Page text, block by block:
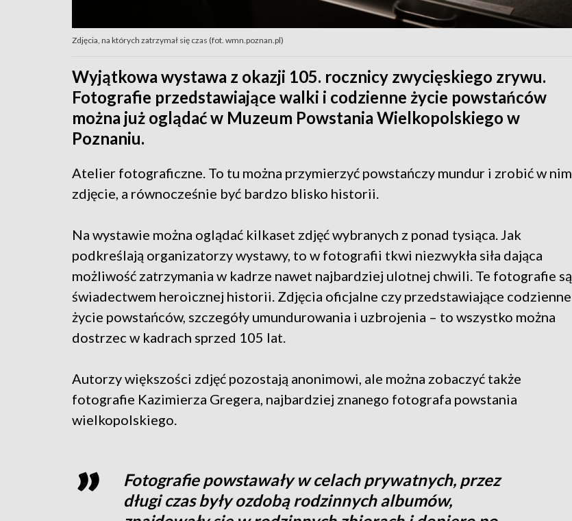
Zdjęcia, na których zatrzymał się czas (fot. wmn.poznan.pl)
Wyjątkowa wystawa z okazji 105. rocznicy zwycięskiego zrywu.
Fotografie przedstawiające walki i codzienne życie powstańców
można już oglądać w Muzeum Powstania Wielkopolskiego w
Poznaniu.
Atelier fotograficzne. To tu można przymierzyć powstańczy mundur i zrobić w nim
zdjęcie, a równocześnie być bardzo blisko historii.
Na wystawie można oglądać kilkaset zdjęć wybranych z ponad tysiąca. Jak
podkreślają organizatorzy wystawy, to w fotografii tkwi niezwykła siła dająca
możliwość zatrzymania w kadrze nawet najbardziej ulotnej chwili. Te fotografie są
świadectwem heroicznej historii. Zdjęcia oficjalne czy przedstawiające codzienne
życie powstańców, szczegóły umundurowania i uzbrojenia – to wszystko można
dostrzec w kadrach sprzed 105 lat.
Autorzy większości zdjęć pozostają anonimowi, ale można zobaczyć także
fotografie Kazimierza Gregera, najbardziej znanego fotografa powstania
wielkopolskiego.
Fotografie powstawały w celach prywatnych, przez
długi czas były ozdobą rodzinnych albumów,